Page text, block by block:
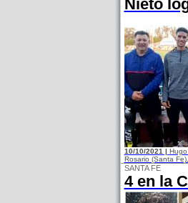
Nieto
10/10/2021 |
Rosario (Santa Fe).
SANTA FE
4 en la